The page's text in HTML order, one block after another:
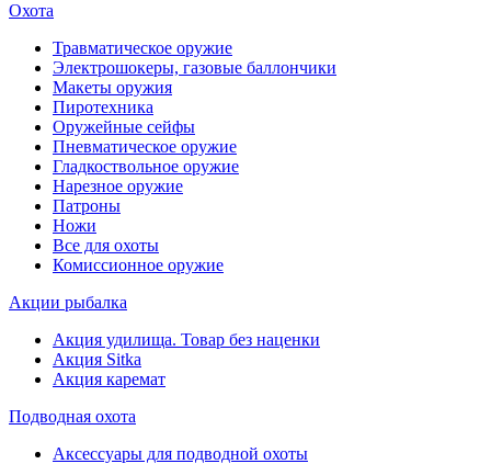
Охота
Травматическое оружие
Электрошокеры, газовые баллончики
Макеты оружия
Пиротехника
Оружейные сейфы
Пневматическое оружие
Гладкоствольное оружие
Нарезное оружие
Патроны
Ножи
Все для охоты
Комиссионное оружие
Акции рыбалка
Акция удилища. Товар без наценки
Акция Sitka
Акция каремат
Подводная охота
Аксессуары для подводной охоты